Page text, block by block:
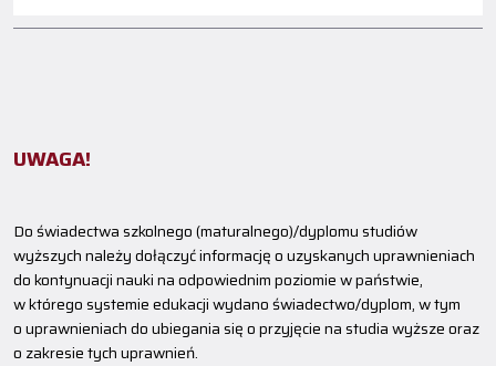
UWAGA!
Do świadectwa szkolnego (maturalnego)/dyplomu studiów
wyższych należy dołączyć informację o uzyskanych uprawnieniach
do kontynuacji nauki na odpowiednim poziomie w państwie,
w którego systemie edukacji wydano świadectwo/dyplom, w tym
o uprawnieniach do ubiegania się o przyjęcie na studia wyższe oraz
o zakresie tych uprawnień.